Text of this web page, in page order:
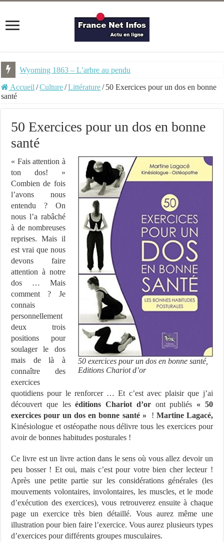
Wyoming 1863 – L’arbre au pendu
Accueil /Culture/Littérature/ 50 Exercices pour un dos en bonne
santé
50 Exercices pour un dos en bonne
santé
50 exercices pour un dos en bonne santé,
Editions Chariot d’or
« Fais attention à
ton dos! »
Combien de fois
l’avons nous
entendu ? On
nous l’a rabâché
à de nombreuses
reprises. Mais il
est vrai que nous
devons faire
attention à notre
dos … Mais
comment ? Je
connais
personnellement
deux trois
positions pour
soulager le dos
mais de là à
connaître des
exercices
quotidiens pour le renforcer … Et c’est avec plaisir que j’ai
découvert que leséditions Chariot d’oront publiés « 50
exercices pour un dos en bonne santé » ! Martine Lagacé,
Kinésiologue et ostéopathe nous délivre tous les exercices pour
avoir de bonnes habitudes posturales !
Ce livre est un livre action dans le sens où vous allez devoir un
peu bosser ! Et oui, mais c’est pour votre bien cher lecteur !
Après une petite partie sur les considérations générales (les
mouvements volontaires, involontaires, les muscles, et le mode
d’exécution des exercices), vous retrouverez ensuite à chaque
page un exercice très bien détaillé. Vous aurez même une
illustration pour bien faire l’exercice. Vous aurez plusieurs types
d’exercices pour différents groupes musculaires.